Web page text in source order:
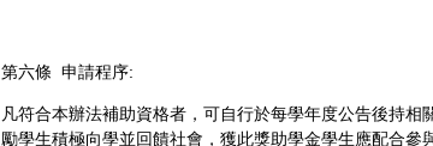
第六條 申請程序:
凡符合本辦法補助資格者，可自行於每學年度公告後持
勵學生積極向學並回饋社會，獲此獎助學金學生應配合參